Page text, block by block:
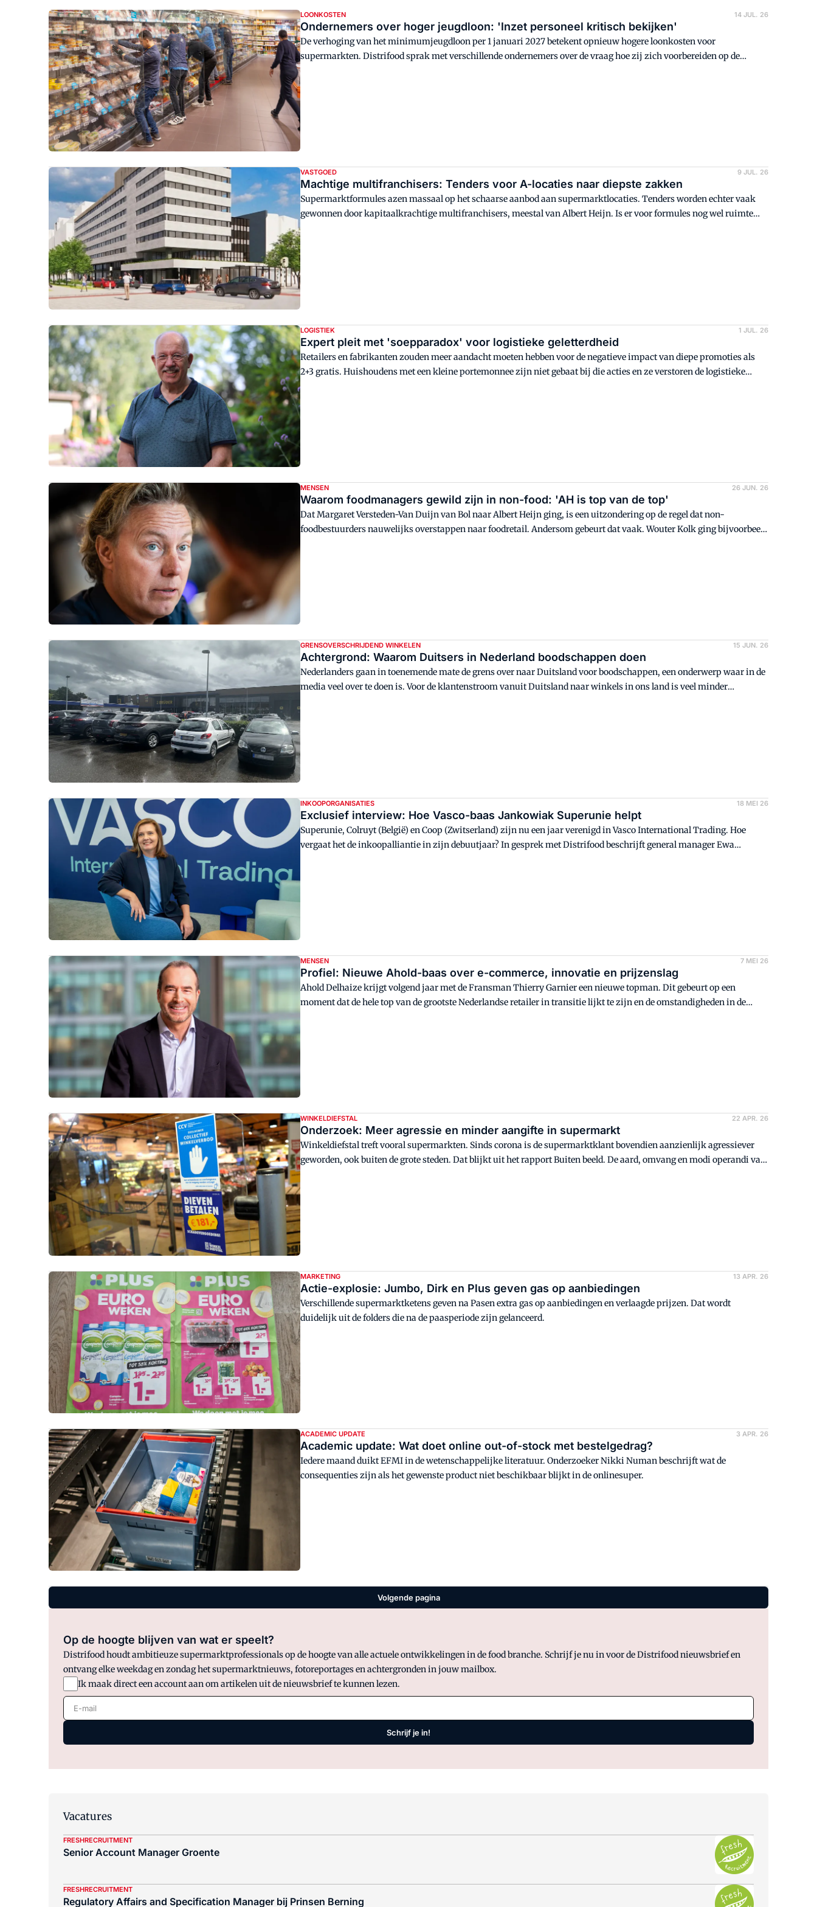
LOONKOSTEN 14 JUL. 26
Ondernemers over hoger jeugdloon: 'Inzet personeel kritisch bekijken'
De verhoging van het minimumjeugdloon per 1 januari 2027 betekent opnieuw hogere loonkosten voor
supermarkten. Distrifood sprak met verschillende ondernemers over de vraag hoe zij zich voorbereiden op de
VASTGOED 9 JUL. 26
Machtige multifranchisers: Tenders voor A-locaties naar diepste zakken
Supermarktformules azen massaal op het schaarse aanbod aan supermarktlocaties. Tenders worden echter vaak
gewonnen door kapitaalkrachtige multifranchisers, meestal van Albert Heijn. Is er voor formules nog wel ruimte
LOGISTIEK 1 JUL. 26
Expert pleit met 'soepparadox' voor logistieke geletterdheid
Retailers en fabrikanten zouden meer aandacht moeten hebben voor de negatieve impact van diepe promoties als
2+3 gratis. Huishoudens met een kleine portemonnee zijn niet gebaat bij die acties en ze verstoren de logistieke
MENSEN 26 JUN. 26
Waarom foodmanagers gewild zijn in non-food: 'AH is top van de top'
Dat Margaret Versteden-Van Duijn van Bol naar Albert Heijn ging, is een uitzondering op de regel dat non-
foodbestuurders nauwelijks overstappen naar foodretail. Andersom gebeurt dat vaak. Wouter Kolk ging bijvoorbeeld
GRENSOVERSCHRIJDEND WINKELEN 15 JUN. 26
Achtergrond: Waarom Duitsers in Nederland boodschappen doen
Nederlanders gaan in toenemende mate de grens over naar Duitsland voor boodschappen, een onderwerp waar in de
media veel over te doen is. Voor de klantenstroom vanuit Duitsland naar winkels in ons land is veel minder
INKOOPORGANISATIES 18 MEI 26
Exclusief interview: Hoe Vasco-baas Jankowiak Superunie helpt
Superunie, Colruyt (België) en Coop (Zwitserland) zijn nu een jaar verenigd in Vasco International Trading. Hoe
vergaat het de inkoopalliantie in zijn debuutjaar? In gesprek met Distrifood beschrijft general manager Ewa
MENSEN 7 MEI 26
Profiel: Nieuwe Ahold-baas over e-commerce, innovatie en prijzenslag
Ahold Delhaize krijgt volgend jaar met de Fransman Thierry Garnier een nieuwe topman. Dit gebeurt op een
moment dat de hele top van de grootste Nederlandse retailer in transitie lijkt te zijn en de omstandigheden in de
WINKELDIEFSTAL 22 APR. 26
Onderzoek: Meer agressie en minder aangifte in supermarkt
Winkeldiefstal treft vooral supermarkten. Sinds corona is de supermarktklant bovendien aanzienlijk agressiever
geworden, ook buiten de grote steden. Dat blijkt uit het rapport Buiten beeld. De aard, omvang en modi operandi van
MARKETING 13 APR. 26
Actie-explosie: Jumbo, Dirk en Plus geven gas op aanbiedingen
Verschillende supermarktketens geven na Pasen extra gas op aanbiedingen en verlaagde prijzen. Dat wordt
duidelijk uit de folders die na de paasperiode zijn gelanceerd.
ACADEMIC UPDATE 3 APR. 26
Academic update: Wat doet online out-of-stock met bestelgedrag?
Iedere maand duikt EFMI in de wetenschappelijke literatuur. Onderzoeker Nikki Numan beschrijft wat de
consequenties zijn als het gewenste product niet beschikbaar blijkt in de onlinesuper.
Volgende pagina
Op de hoogte blijven van wat er speelt?
Distrifood houdt ambitieuze supermarktprofessionals op de hoogte van alle actuele ontwikkelingen in de food branche. Schrijf je nu in voor de Distrifood nieuwsbrief en
ontvang elke weekdag en zondag het supermarktnieuws, fotoreportages en achtergronden in jouw mailbox.
Ik maak direct een account aan om artikelen uit de nieuwsbrief te kunnen lezen.
E-mail
Schrijf je in!
Vacatures
FRESHRECRUITMENT
Senior Account Manager Groente
FRESHRECRUITMENT
Regulatory Affairs and Specification Manager bij Prinsen Berning